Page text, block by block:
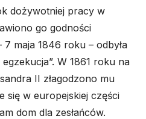
dożywotniej pracy w
go godności
7 maja 1846 roku – odbyła
W 1861 roku na
II złagodzono mu
się w europejskiej części
dom dla zesłańców.